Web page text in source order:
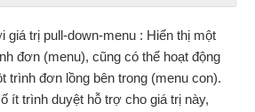
giá trị pull-down-menu : Hiển thị một
đơn (menu), cũng có thể hoạt động
trình đơn lồng bên trong (menu con).
ít trình duyệt hỗ trợ cho giá trị này,